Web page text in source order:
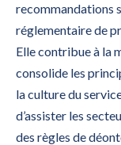
recommandations
réglementaire de
Elle contribue à la
consolide les
la culture du
d’assister les
des règles de